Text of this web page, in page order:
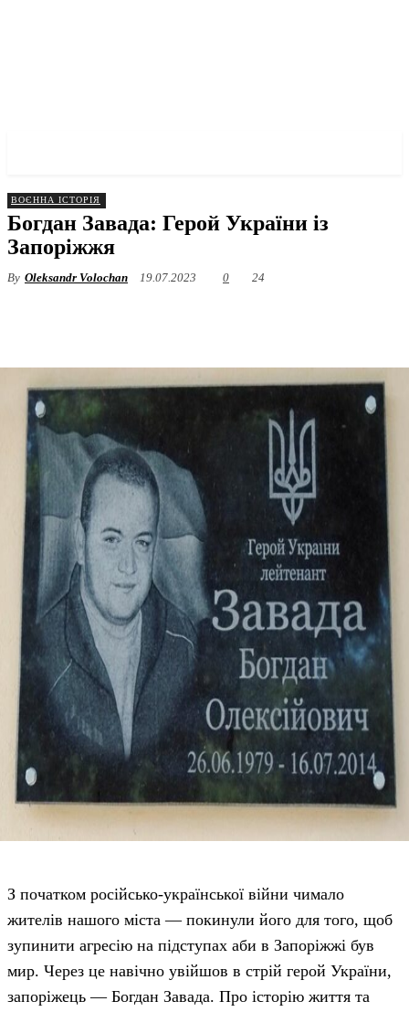
ВОЄННА ІСТОРІЯ
Богдан Завада: Герой України із
Запоріжжя
By Oleksandr Volochan 19.07.2023 0 24
З початком російсько-української війни чимало
жителів нашого міста — покинули його для того, щоб
зупинити агресію на підступах аби в Запоріжжі був
мир. Через це навічно увійшов в стрій герой України,
запоріжець — Богдан Завада. Про історію життя та